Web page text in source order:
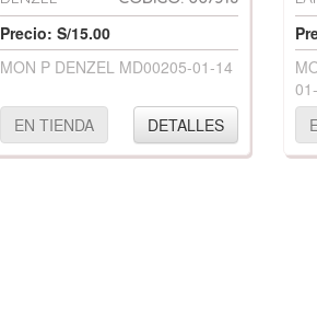
Precio: S/15.00
MON P DENZEL MD00205-01-14
EN TIENDA DETALLES